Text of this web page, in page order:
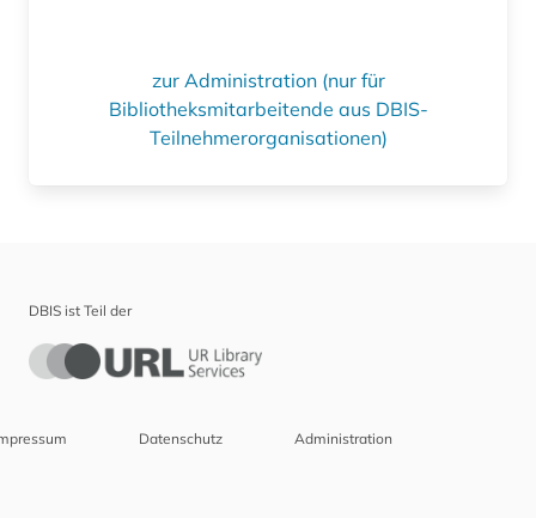
zur Administration (nur für
Bibliotheksmitarbeitende aus DBIS-
Teilnehmerorganisationen)
DBIS ist Teil der
Datenschutz Administration